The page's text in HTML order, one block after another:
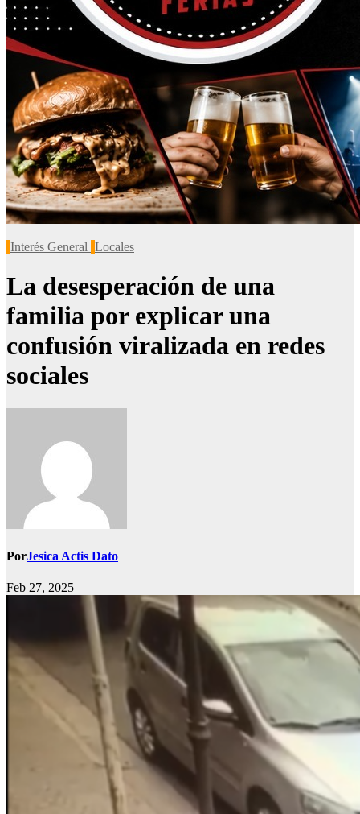
Interés General Locales
La desesperación de una
familia por explicar una
confusión viralizada en redes
sociales
PorJesica Actis Dato
Feb 27, 2025